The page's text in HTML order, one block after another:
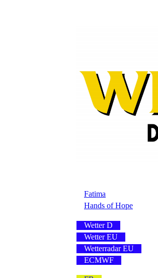
Fatima
Hands of Hope
Wetter D
Wetter EU
Wetterradar EU
ECMWF